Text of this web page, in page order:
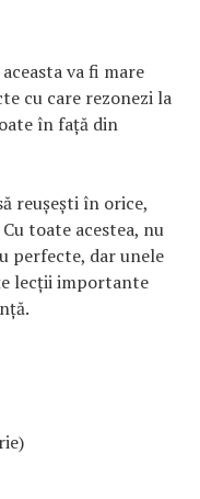
va fi mare
cu care rezonezi la
în față din
reușești în orice,
toate acestea, nu
perfecte, dar unele
lecții importante